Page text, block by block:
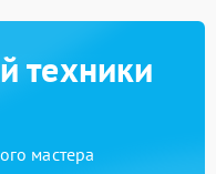
техники
мастера